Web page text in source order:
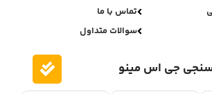
تماس با ما
سوالات متداول
جی اس مینو